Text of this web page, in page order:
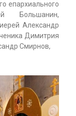
епархиального
Большанин,
Александр
Димитрия
Смирнов,